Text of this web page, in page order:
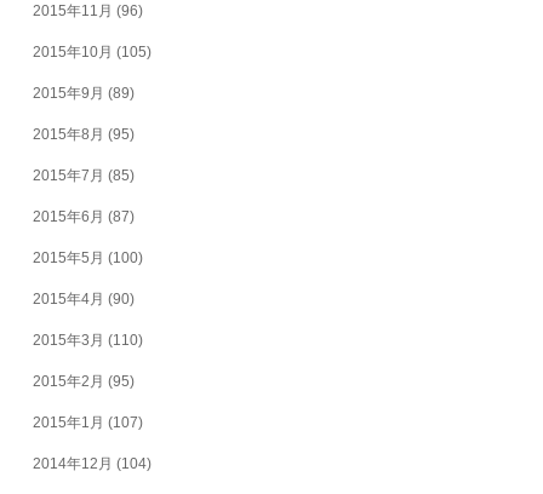
2015年11月 (96)
2015年10月 (105)
2015年9月 (89)
2015年8月 (95)
2015年7月 (85)
2015年6月 (87)
2015年5月 (100)
2015年4月 (90)
2015年3月 (110)
2015年2月 (95)
2015年1月 (107)
2014年12月 (104)